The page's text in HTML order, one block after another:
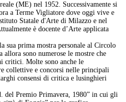
(ME) nel 1952. Successivamente si
a Terme Vigliatore dove oggi vive e
Statale d'Arte di Milazzo e nel
è docente d’Arte applicata
sua prima mostra personale al Circolo
sono numerose le mostre che
critici. Molte sono anche le
collettive e concorsi nelle principali
consensi di critica e lusinghieri
Premio Primavera, 1980” in cui gli